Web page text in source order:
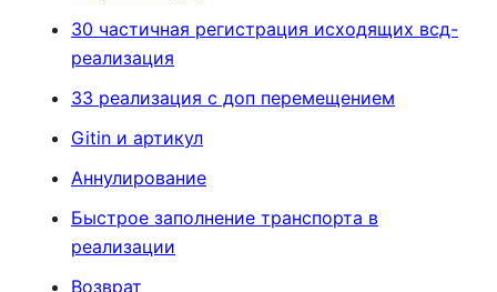
30 частичная регистрация исходящих всд-
реализация
33 реализация с доп перемещением
Gitin и артикул
Аннулирование
Быстрое заполнение транспорта в
реализации
Возврат